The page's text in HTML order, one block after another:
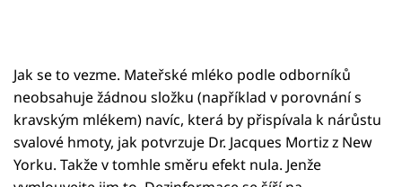
Jak se to vezme. Mateřské mléko podle odborníků
neobsahuje žádnou složku (například v porovnání s
kravským mlékem) navíc, která by přispívala k nárůstu
svalové hmoty, jak potvrzuje Dr. Jacques Mortiz z New
Yorku. Takže v tomhle směru efekt nula. Jenže